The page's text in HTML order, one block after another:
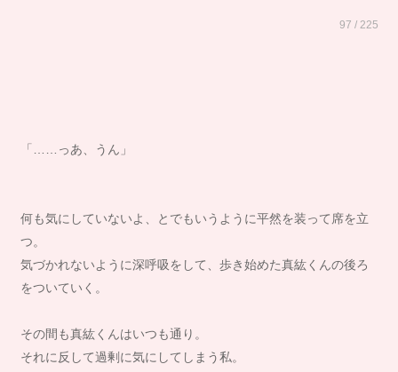
97 / 225
「……っあ、うん」
何も気にしていないよ、とでもいうように平然を装って席を立
つ。
気づかれないように深呼吸をして、歩き始めた真紘くんの後ろ
をついていく。
その間も真紘くんはいつも通り。
それに反して過剰に気にしてしまう私。